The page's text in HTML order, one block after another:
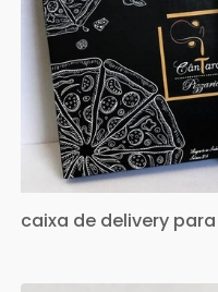
caixa de delivery